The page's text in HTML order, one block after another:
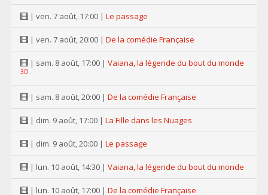
| ven. 7 août, 17:00 | Le passage
| ven. 7 août, 20:00 | De la comédie Française
| sam. 8 août, 17:00 | Vaiana, la légende du bout du monde
3D
| sam. 8 août, 20:00 | De la comédie Française
| dim. 9 août, 17:00 | La Fille dans les Nuages
| dim. 9 août, 20:00 | Le passage
| lun. 10 août, 14:30 | Vaiana, la légende du bout du monde
| lun. 10 août, 17:00 | De la comédie Française